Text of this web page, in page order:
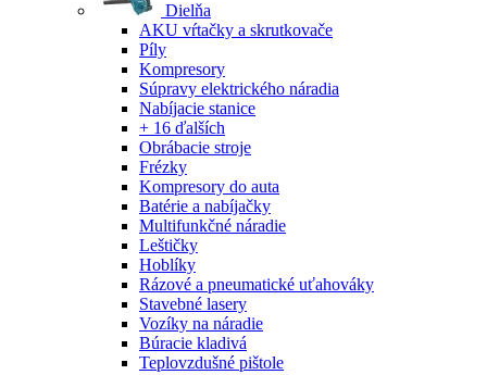
Dielňa
AKU vŕtačky a skrutkovače
Píly
Kompresory
Súpravy elektrického náradia
Nabíjacie stanice
+ 16 ďalších
Obrábacie stroje
Frézky
Kompresory do auta
Batérie a nabíjačky
Multifunkčné náradie
Leštičky
Hoblíky
Rázové a pneumatické uťahováky
Stavebné lasery
Vozíky na náradie
Búracie kladivá
Teplovzdušné pištole